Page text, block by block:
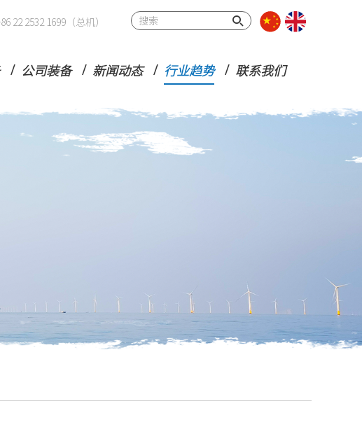
22 2532 1699（总机）
公司装备 新闻动态 行业趋势 联系我们